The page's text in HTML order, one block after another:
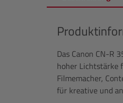
Das Canon CN-R
hoher Lichtstärke
Filmemacher,
für kreative und